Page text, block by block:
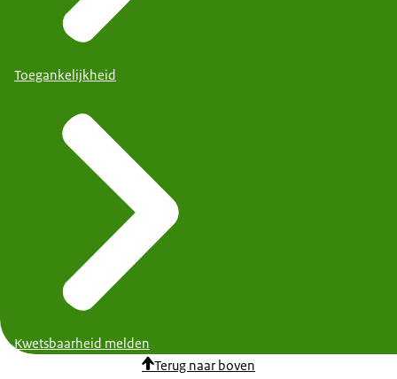
Toegankelijkheid
Kwetsbaarheid melden
Terug naar boven